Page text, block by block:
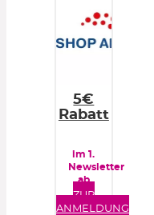
5€
Rabatt
im 1.
Newsletter
ab
50€
Bestellwert
ZUR
ANMELDUNG